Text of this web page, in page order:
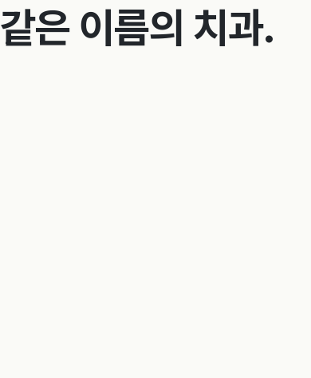
같은 이름의 치과.